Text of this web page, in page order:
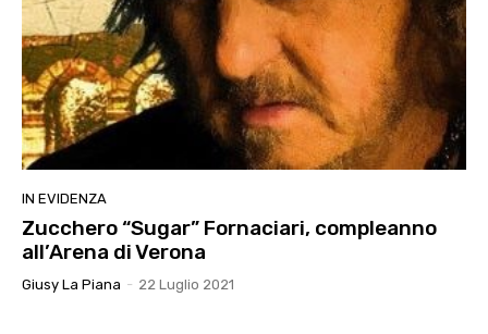
IN EVIDENZA
Zucchero “Sugar” Fornaciari, compleanno
all’Arena di Verona
Giusy La Piana - 22 Luglio 2021